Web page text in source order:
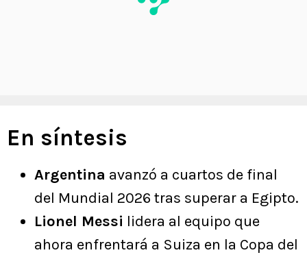
En síntesis
Argentina avanzó a cuartos de final
del Mundial 2026 tras superar a Egipto.
Lionel Messi lidera al equipo que
ahora enfrentará a Suiza en la Copa del